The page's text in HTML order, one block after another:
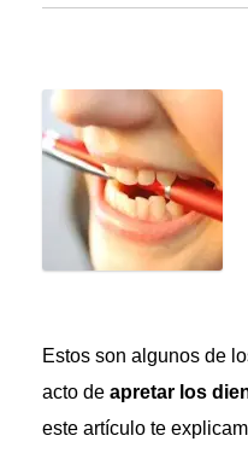
Estos son algunos de
acto de apretar los
este artículo te